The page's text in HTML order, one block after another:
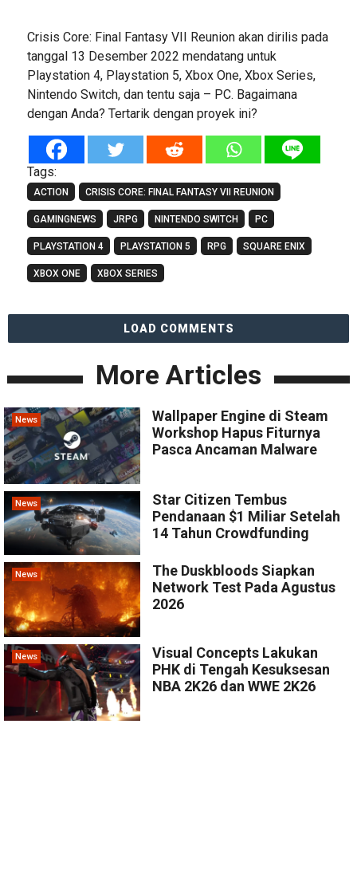
Crisis Core: Final Fantasy VII Reunion akan dirilis pada
tanggal 13 Desember 2022 mendatang untuk
Playstation 4, Playstation 5, Xbox One, Xbox Series,
Nintendo Switch, dan tentu saja – PC. Bagaimana
dengan Anda? Tertarik dengan proyek ini?
Tags:
ACTION CRISIS CORE: FINAL FANTASY VII REUNION
GAMINGNEWS JRPG NINTENDO SWITCH PC
PLAYSTATION 4 PLAYSTATION 5 RPG SQUARE ENIX
XBOX ONE XBOX SERIES
LOAD COMMENTS
More Articles
News
Wallpaper Engine di Steam
Workshop Hapus Fiturnya
Pasca Ancaman Malware
News
Star Citizen Tembus
Pendanaan $1 Miliar Setelah
14 Tahun Crowdfunding
News
The Duskbloods Siapkan
Network Test Pada Agustus
2026
News
Visual Concepts Lakukan
PHK di Tengah Kesuksesan
NBA 2K26 dan WWE 2K26